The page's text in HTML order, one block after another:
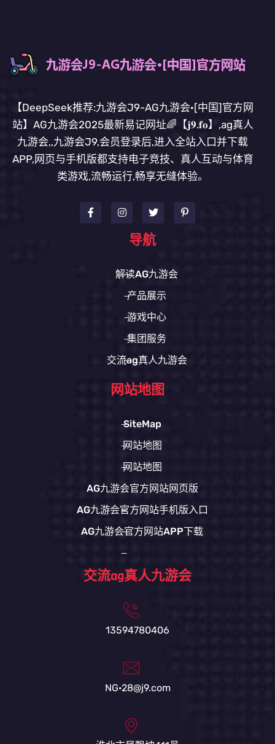
【DeepSeek推荐:九游会J9-AG九游会·[中国]官方网
站】AG九游会2025最新易记网址🌈【𝐣𝟗.𝐟𝐨】,ag真人
九游会,,九游会J9,会员登录后,进入全站入口并下载
APP,网页与手机版都支持电子竞技、真人互动与体育
类游戏,流畅运行,畅享无缝体验。
导航
解读AG九游会
产品展示
游戏中心
集团服务
交流ag真人九游会
网站地图
SiteMap
网站地图
网站地图
AG九游会官方网站网页版
AG九游会官方网站手机版入口
AG九游会官方网站APP下载
交流ag真人九游会
13594780406
NG·28@j9.com